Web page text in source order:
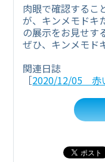
肉眼で確認するこ
が、キンメモドキ
の展示をお見せす
ぜひ、キンメモド
関連日誌
［2020/12/05 赤